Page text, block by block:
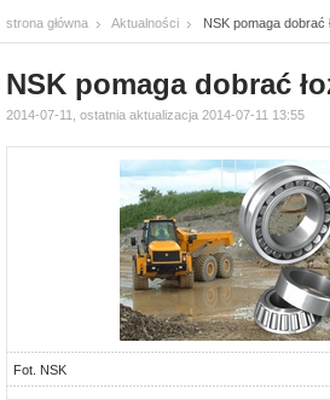
strona główna Aktualności NSK pomaga dobrać
NSK pomaga dobrać
2014-07-11, ostatnia aktualizacja 2014-07-11 13:55
Fot. NSK